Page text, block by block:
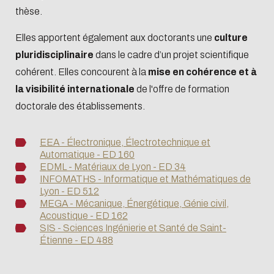
réinscription pédagogique
est à compléteren
remplissant les différentes
sections et en déposant les
documents demandés.
Untutoriel ADUM est
disponible en téléchargement
enlangue françaiseet enlangue
anglaise. En cas de difficultés,
écrire àsos.adum@universite-
lyon.fr
Étape 2 - L'inscription
de la Recherche.
EN SAVOIR PLUS
thèse.
Elles apportent également aux doctorants une culture
pluridisciplinaire dans le cadre d’un projet scientifique
cohérent. Elles concourent à la mise en cohérence et à
la visibilité internationale de l'offre de formation
doctorale des établissements.
EEA - Électronique, Électrotechnique et
Automatique - ED 160
EDML - Matériaux de Lyon - ED 34
INFOMATHS - Informatique et Mathématiques de
Lyon - ED 512
MEGA - Mécanique, Énergétique, Génie civil,
Acoustique - ED 162
SIS - Sciences Ingénierie et Santé de Saint-
Étienne - ED 488